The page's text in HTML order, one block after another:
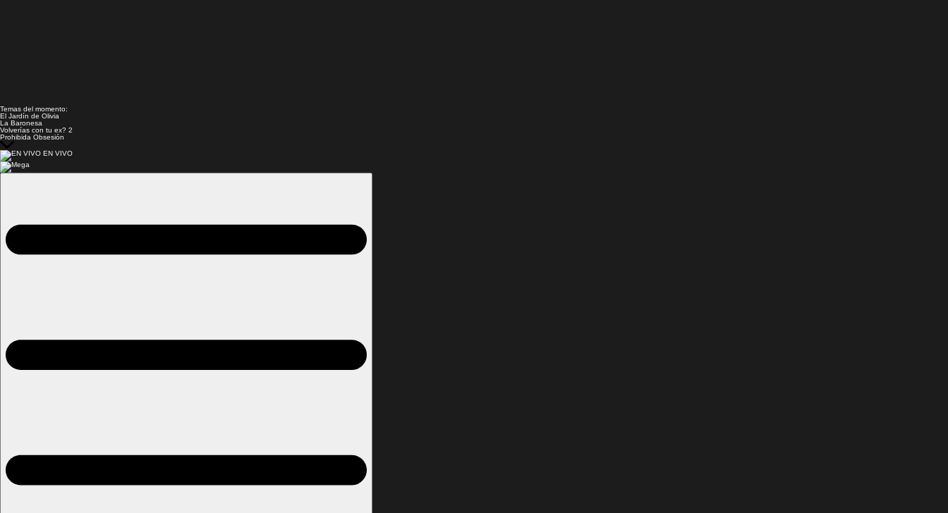
Temas del momento:
El Jardín de Olivia
La Baronesa
Volverías con tu ex? 2
Prohibida Obsesión
EN VIVO